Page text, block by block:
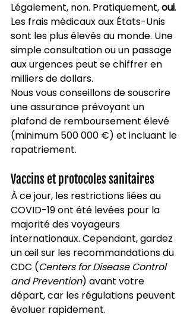
Légalement, non. Pratiquement, oui.
Les frais médicaux aux États-Unis
sont les plus élevés au monde. Une
simple consultation ou un passage
aux urgences peut se chiffrer en
milliers de dollars.
Nous vous conseillons de souscrire
une assurance prévoyant un
plafond de remboursement élevé
(minimum 500 000 €) et incluant le
rapatriement.
Vaccins et protocoles sanitaires
À ce jour, les restrictions liées au
COVID-19 ont été levées pour la
majorité des voyageurs
internationaux. Cependant, gardez
un œil sur les recommandations du
CDC (Centers for Disease Control
and Prevention) avant votre
départ, car les régulations peuvent
évoluer rapidement.